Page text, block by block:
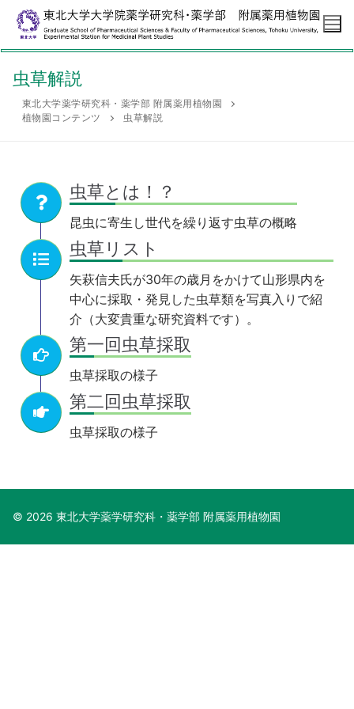
ホームページ
沿革
特徴
薬用植物園紹介ビデオ
植物園コンテンツ
観察できる植物
虫草解説
植物園スナップ
情報
トリカブトとニリンソウ
利用案内
虫草解説
東北大学薬学研究科・薬学部 附属薬用植物園
植物園コンテンツ
虫草解説
虫草とは！？
昆虫に寄生し世代を繰り返す虫草の概略
虫草リスト
矢萩信夫氏が30年の歳月をかけて山形県内を
中心に採取・発見した虫草類を写真入りで紹
介（大変貴重な研究資料です）。
第一回虫草採取
虫草採取の様子
第二回虫草採取
虫草採取の様子
© 2026 東北大学薬学研究科・薬学部 附属薬用植物園